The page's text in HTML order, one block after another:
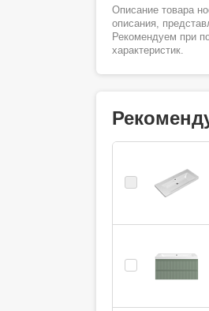
Описание товара
описания,
Рекомендуем при
характеристик.